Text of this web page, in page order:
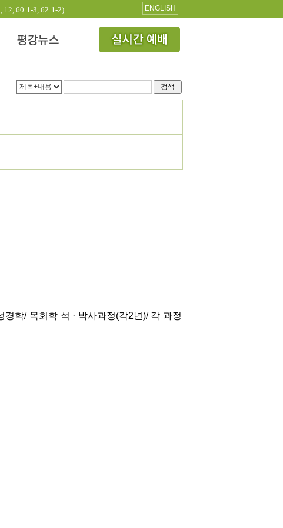
12, 60:1-3, 62:1-2) ENGLISH
검색
학/ 목회학 석 · 박사과정(각2년)/ 각 과정